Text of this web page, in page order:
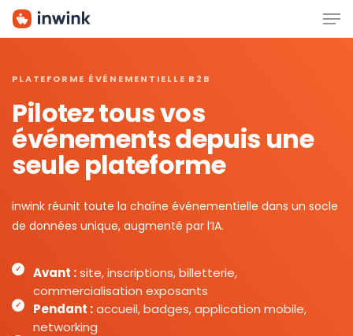
Skip
PLATEFORME ÉVÉNEMENTIELLE B2B
Pilotez tous vos
événements depuis une
seule plateforme
inwink réunit toute la chaîne événementielle dans un socle
de données unique, augmenté par l’IA.
Avant :site, inscriptions, billetterie,
commercialisation exposants
Pendant :accueil, badges, application mobile,
networking